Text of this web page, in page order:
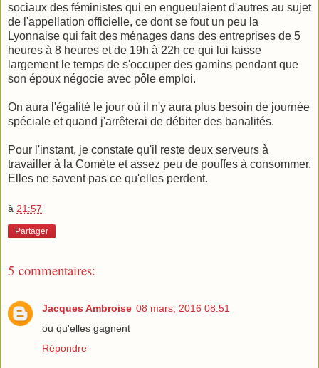
sociaux des féministes qui en engueulaient d'autres au sujet
de l'appellation officielle, ce dont se fout un peu la
Lyonnaise qui fait des ménages dans des entreprises de 5
heures à 8 heures et de 19h à 22h ce qui lui laisse
largement le temps de s'occuper des gamins pendant que
son époux négocie avec pôle emploi.
On aura l'égalité le jour où il n'y aura plus besoin de journée
spéciale et quand j'arrêterai de débiter des banalités.
Pour l'instant, je constate qu'il reste deux serveurs à
travailler à la Comète et assez peu de pouffes à consommer.
Elles ne savent pas ce qu'elles perdent.
à 21:57
Partager
5 commentaires:
Jacques Ambroise 08 mars, 2016 08:51
ou qu'elles gagnent
Répondre